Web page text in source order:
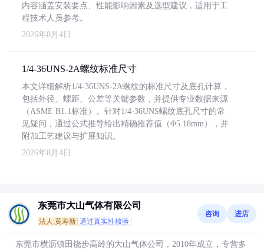
内容涵盖安装要点、性能影响因素及选型建议，适用于工
程技术人员参考。
2026年8月4日
1/4-36UNS-2A螺纹标准尺寸
本文详细解析1/4-36UNS-2A螺纹的标准尺寸及底孔计算，
包括外径、螺距、公差等关键参数，并提供专业数据来源
（ASME B1.1标准）。针对1/4-36UNS螺纹底孔尺寸的常
见疑问，通过公式推导给出精确推荐值（Φ5.18mm），并
附加工艺建议与扩展知识。
2026年8月4日
东莞市大山气体有限公司
法人:黄寿新 通过真实性核验
咨询 进店
东莞市横沥镇田饶步高岭的大山气体公司，2010年成立，专营多